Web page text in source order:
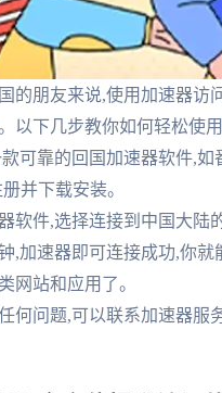
的朋友来说,使用加速器访
以下几步教你如何轻松使
可靠的回国加速器软件,如
并下载安装。
软件,选择连接到中国大陆
,加速器即可连接成功,你就
网站和应用了。
何问题,可以联系加速器服